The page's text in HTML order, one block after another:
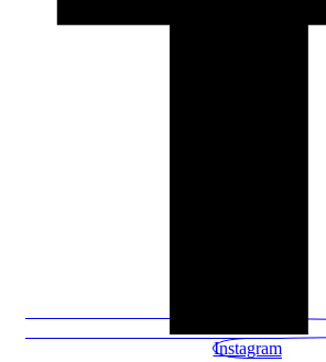
Instagram